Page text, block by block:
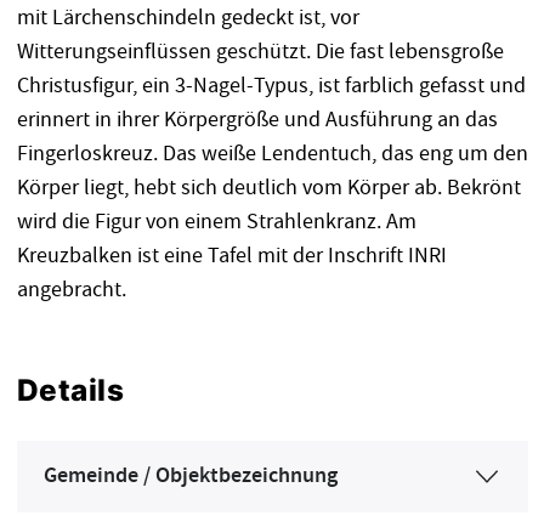
mit Lärchenschindeln gedeckt ist, vor
Witterungseinflüssen geschützt. Die fast lebensgroße
Christusfigur, ein 3-Nagel-Typus, ist farblich gefasst und
erinnert in ihrer Körpergröße und Ausführung an das
Fingerloskreuz. Das weiße Lendentuch, das eng um den
Körper liegt, hebt sich deutlich vom Körper ab. Bekrönt
wird die Figur von einem Strahlenkranz. Am
Kreuzbalken ist eine Tafel mit der Inschrift INRI
angebracht.
Details
Gemeinde / Objektbezeichnung